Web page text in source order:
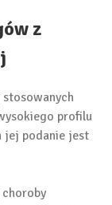
z
profilu
jej podanie jest